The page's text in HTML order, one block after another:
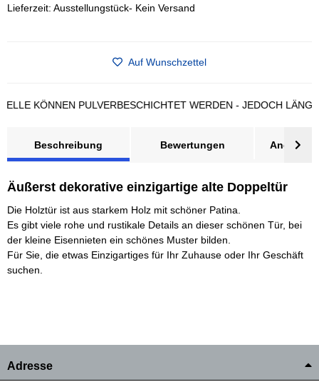
Lieferzeit: Ausstellungstück- Kein Versand
Auf Wunschzettel
KÖNNEN PULVERBESCHICHTET WERDEN - JEDOCH LÄNGERE
Beschreibung Bewertungen Angebot
Äußerst dekorative einzigartige alte Doppeltür
Die Holztür ist aus starkem Holz mit schöner Patina.
Es gibt viele rohe und rustikale Details an dieser schönen Tür, bei
der kleine Eisennieten ein schönes Muster bilden.
Für Sie, die etwas Einzigartiges für Ihr Zuhause oder Ihr Geschäft
suchen.
Adresse